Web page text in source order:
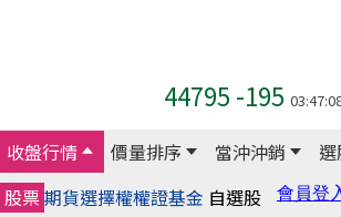
44795 -195
收盤行情 價量排序 當沖沖銷
股票期貨選擇權權證基金 自選股